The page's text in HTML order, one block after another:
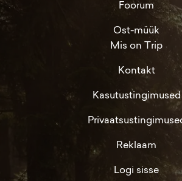
Foorum
Ost-müük
Mis on Trip
Kontakt
Kasutustingimused
Reklaam
Logi sisse